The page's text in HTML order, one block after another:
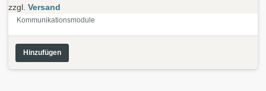
zzgl. Versand
Kommunikationsmodule
Hinzufügen